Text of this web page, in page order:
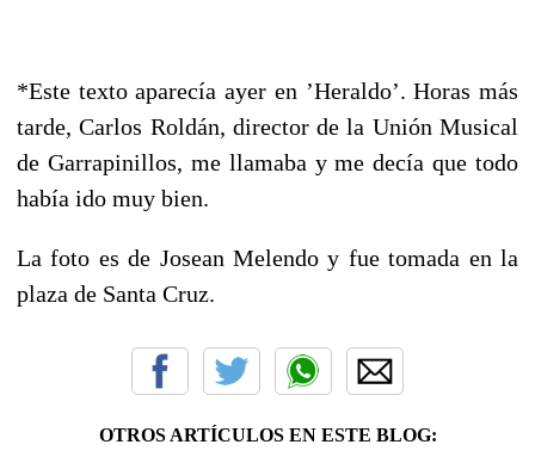
*Este texto aparecía ayer en ’Heraldo’. Horas más
tarde, Carlos Roldán, director de la Unión Musical
de Garrapinillos, me llamaba y me decía que todo
había ido muy bien.
La foto es de Josean Melendo y fue tomada en la
plaza de Santa Cruz.
OTROS ARTÍCULOS EN ESTE BLOG: